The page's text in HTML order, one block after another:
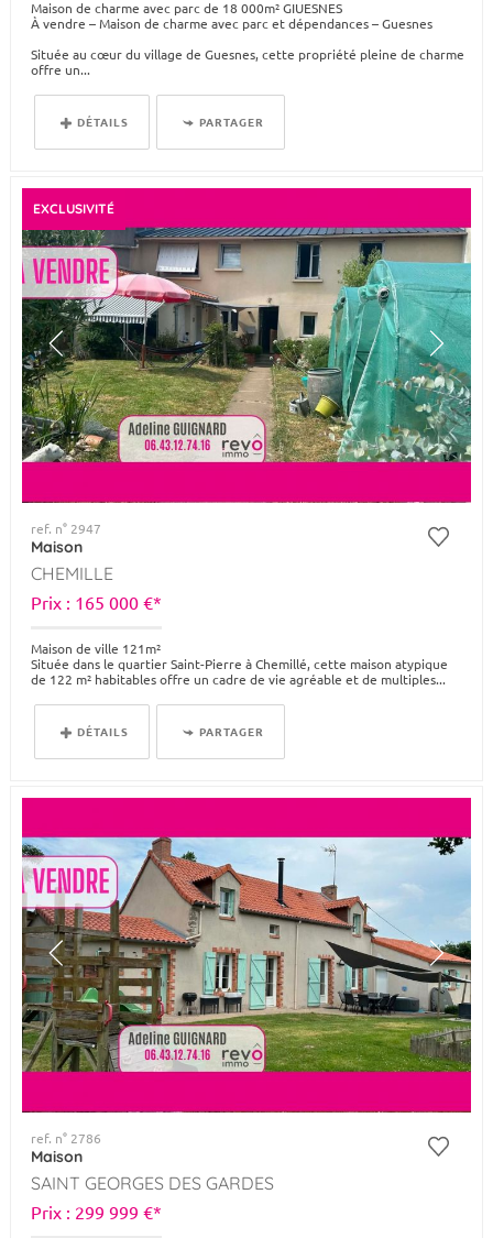
Maison de charme avec parc de 18 000m² GIUESNES
À vendre – Maison de charme avec parc et dépendances – Guesnes
Située au cœur du village de Guesnes, cette propriété pleine de charme
offre un...
DÉTAILS PARTAGER
EXCLUSIVITÉ
ref. n° 2947
Maison
CHEMILLE
Prix : 165 000 €*
Maison de ville 121m²
Située dans le quartier Saint-Pierre à Chemillé, cette maison atypique
de 122 m² habitables offre un cadre de vie agréable et de multiples...
DÉTAILS PARTAGER
ref. n° 2786
Maison
SAINT GEORGES DES GARDES
Prix : 299 999 €*